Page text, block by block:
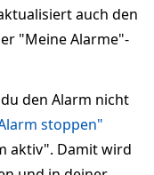
auch den
"Meine Alarme"-
den Alarm nicht
stoppen"
aktiv". Damit wird